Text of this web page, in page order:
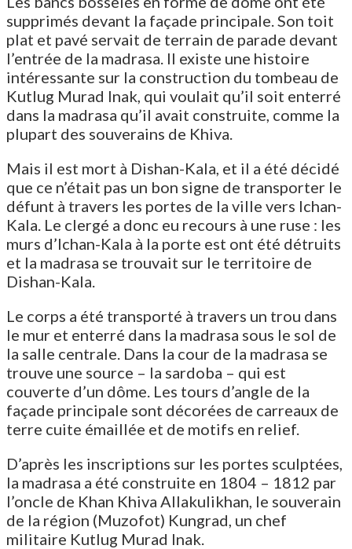
supprimés devant la façade principale. Son toit
plat et pavé servait de terrain de parade devant
l’entrée de la madrasa. Il existe une histoire
intéressante sur la construction du tombeau de
Kutlug Murad Inak, qui voulait qu’il soit enterré
dans la madrasa qu’il avait construite, comme la
plupart des souverains de Khiva.
Mais il est mort à Dishan-Kala, et il a été décidé
que ce n’était pas un bon signe de transporter le
défunt à travers les portes de la ville vers Ichan-
Kala. Le clergé a donc eu recours à une ruse : les
murs d’Ichan-Kala à la porte est ont été détruits
et la madrasa se trouvait sur le territoire de
Dishan-Kala.
Le corps a été transporté à travers un trou dans
le mur et enterré dans la madrasa sous le sol de
la salle centrale. Dans la cour de la madrasa se
trouve une source – la sardoba – qui est
couverte d’un dôme. Les tours d’angle de la
façade principale sont décorées de carreaux de
terre cuite émaillée et de motifs en relief.
D’après les inscriptions sur les portes sculptées,
la madrasa a été construite en 1804 – 1812 par
l’oncle de Khan Khiva Allakulikhan, le souverain
de la région (Muzofot) Kungrad, un chef
militaire Kutlug Murad Inak.